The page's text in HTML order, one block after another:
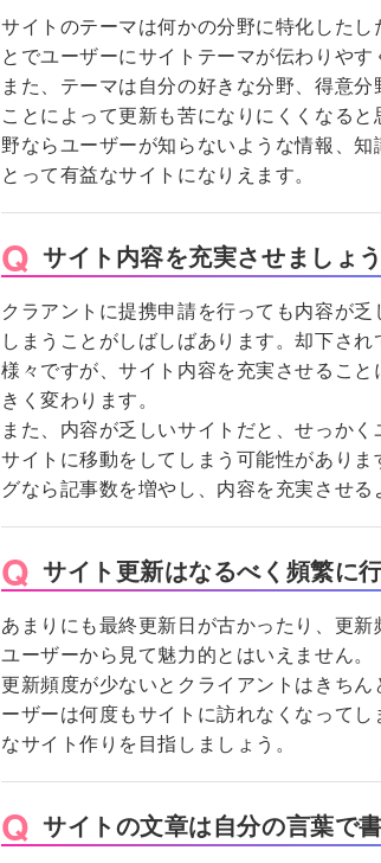
サイトのテーマは何かの分野に特化した
とでユーザーにサイトテーマが伝わりやす
また、テーマは自分の好きな分野、得意
ことによって更新も苦になりにくくなる
野ならユーザーが知らないような情報、
とって有益なサイトになりえます。
サイト内容を充実させましょう
クラアントに提携申請を行っても内容が
しまうことがしばしばあります。却下さ
様々ですが、サイト内容を充実させるこ
きく変わります。
また、内容が乏しいサイトだと、せっか
サイトに移動をしてしまう可能性があり
グなら記事数を増やし、内容を充実させる
サイト更新はなるべく頻繁に
あまりにも最終更新日が古かったり、更新
ユーザーから見て魅力的とはいえません。
更新頻度が少ないとクライアントはきち
ーザーは何度もサイトに訪れなくなって
なサイト作りを目指しましょう。
サイトの文章は自分の言葉で